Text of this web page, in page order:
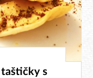
2. 2017
taštičky s